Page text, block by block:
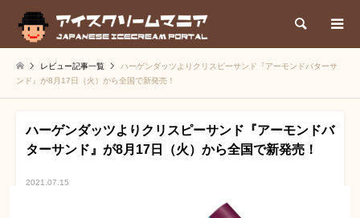
検索
レビュー記事一覧
ハーゲンダッツよりクリスピーサンド『アーモンドバターサ
ンド』が8月17日（火）から全国で新発売！
ハーゲンダッツよりクリスピーサンド『アーモンドバ
ターサンド』が8月17日（火）から全国で新発売！
2021.07.15